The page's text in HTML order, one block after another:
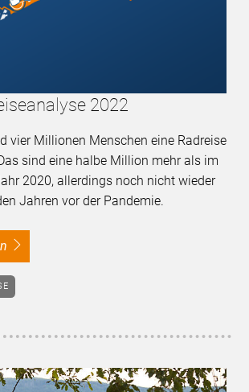
2022
vier Millionen Menschen eine Radreise
sind eine halbe Million mehr als im
2020, allerdings noch nicht wieder
Jahren vor der Pandemie.